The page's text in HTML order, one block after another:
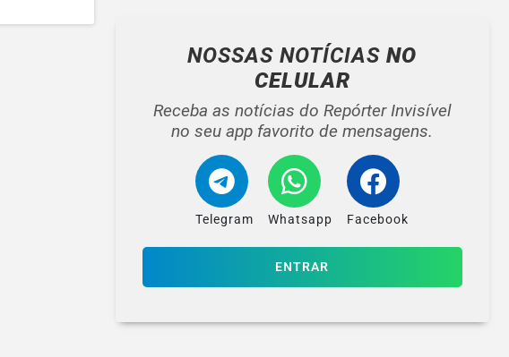
NOSSAS NOTÍCIASNO
CELULAR
Receba as notícias do Repórter Invisível
no seu app favorito de mensagens.
Telegram Whatsapp Facebook
ENTRAR